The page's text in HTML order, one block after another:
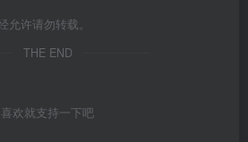
许请勿转载。
THE END
喜欢就支持一下吧